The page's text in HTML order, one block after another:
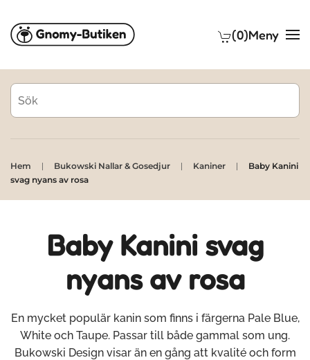
Skip to main content (0)Meny
Hem Bukowski Nallar & Gosedjur Kaniner
Baby Kanini
svag nyans av rosa
Baby Kanini svag
nyans av rosa
En mycket populär kanin som finns i färgerna Pale Blue,
White och Taupe. Passar till både gammal som ung.
Bukowski Design visar än en gång att kvalité och form